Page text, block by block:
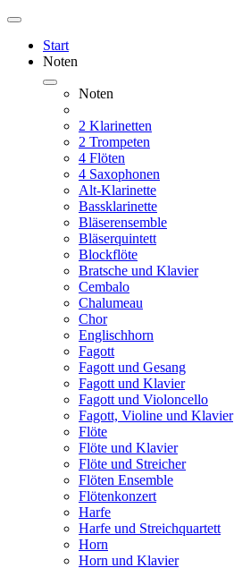
Start
Noten
Noten
2 Klarinetten
2 Trompeten
4 Flöten
4 Saxophonen
Alt-Klarinette
Bassklarinette
Bläserensemble
Bläserquintett
Blockflöte
Bratsche und Klavier
Cembalo
Chalumeau
Chor
Englischhorn
Fagott
Fagott und Gesang
Fagott und Klavier
Fagott und Violoncello
Fagott, Violine und Klavier
Flöte
Flöte und Klavier
Flöte und Streicher
Flöten Ensemble
Flötenkonzert
Harfe
Harfe und Streichquartett
Horn
Horn und Klavier